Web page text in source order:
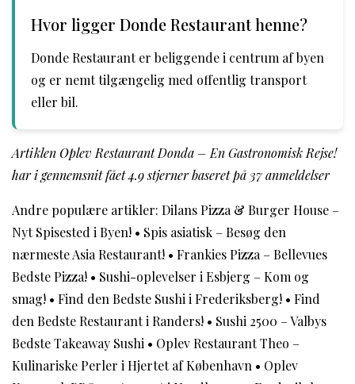
Hvor ligger Donde Restaurant henne?
Donde Restaurant er beliggende i centrum af byen
og er nemt tilgængelig med offentlig transport
eller bil.
Artiklen Oplev Restaurant Donda – En Gastronomisk Rejse!
har i gennemsnit fået4.9stjerner baseret på 37anmeldelser
Andre populære artikler: Dilans Pizza & Burger House –
Nyt Spisested i Byen! • Spis asiatisk – Besøg den
nærmeste Asia Restaurant! • Frankies Pizza – Bellevues
Bedste Pizza! • Sushi-oplevelser i Esbjerg – Kom og
smag! • Find den Bedste Sushi i Frederiksberg! • Find
den Bedste Restaurant i Randers! • Sushi 2500 – Valbys
Bedste Takeaway Sushi • Oplev Restaurant Theo –
Kulinariske Perler i Hjertet af København • Oplev